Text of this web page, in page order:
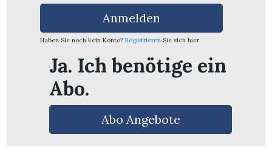
Anmelden
Haben Sie noch kein Konto? Registrieren Sie sich hier
Ja. Ich benötige ein
Abo.
Abo Angebote